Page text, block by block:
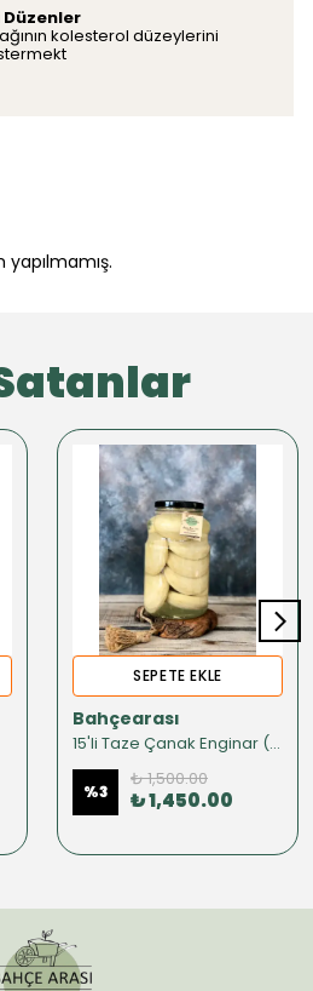
kolesterol düzeylerini
SEPETE EKLE
Bahçearası
15'li Taze Çanak Enginar (KONSERVE)
%3
₺ 1,500.00
₺ 1,450.00